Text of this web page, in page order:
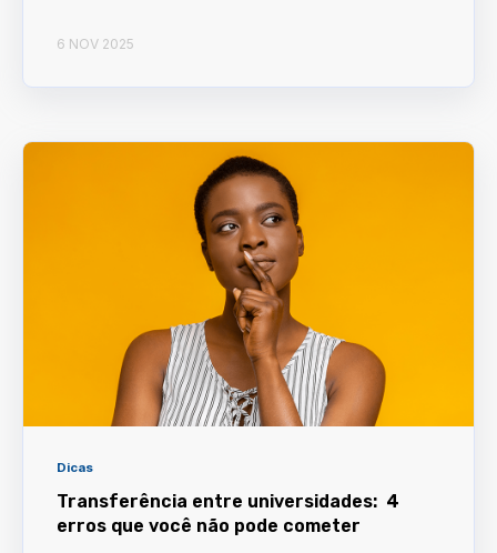
6 NOV 2025
Dicas
Transferência entre universidades: 4
erros que você não pode cometer